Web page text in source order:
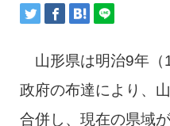
山形県は明治9年（
政府の布達により、
合併し、現在の県域